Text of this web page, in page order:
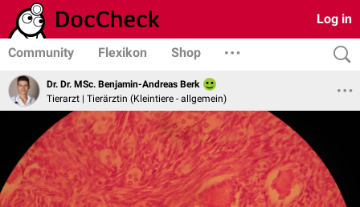
Log in
Community Flexikon Shop
Dr. Dr. MSc. Benjamin-Andreas Berk
Tierarzt | Tierärztin (Kleintiere - allgemein)